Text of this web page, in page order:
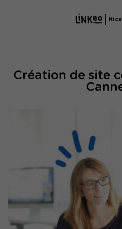
Nice
Création de site